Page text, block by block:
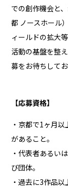
での創作機会と
都 ノースホール
ィールドの拡大
活動の基盤を整
募をお待ちしてお
【応募資格】
・京都で1ヶ月
があること。
・代表者あるい
び団体。
・過去に3作品以